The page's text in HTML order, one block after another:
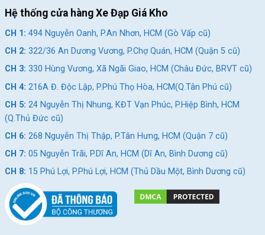
Hệ thống cửa hàng Xe Đạp Giá Kho
CH 1: 494 Nguyễn Oanh, P.An Nhơn, HCM (Gò Vấp cũ)
CH 2: 322/36 An Dương Vương, P.Chợ Quán, HCM (Quận 5 cũ)
CH 3: 330 Hùng Vương, Xã Ngãi Giao, HCM (Châu Đức, BRVT cũ)
CH 4: 216A Đ. Độc Lập, P.Phú Thọ Hòa, HCM(Q.Tân Phú cũ)
CH 5: 24 Nguyễn Thị Nhung, KĐT Vạn Phúc, P.Hiệp Bình, HCM
(Q.Thủ Đức cũ)
CH 6: 268 Nguyễn Thị Thập, P.Tân Hưng, HCM (Quận 7 cũ)
CH 7: 05 Nguyễn Trãi, P.Dĩ An, HCM (Dĩ An, Bình Dương cũ)
CH 8: 15 Phú Lợi, P.Phú Lợi, HCM (Thủ Dầu Một, Bình Dương cũ)